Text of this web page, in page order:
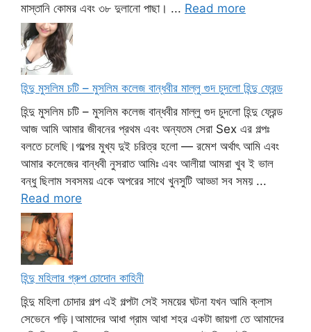
মাস্তানি কোমর এবং ৩৮ দুলানো পাছা। ... Read more
হিন্দু মুসলিম চটি – মুসলিম কলেজ বান্ধবীর মাল্লু গুদ চুদলো হিন্দু ফ্রেন্ড
হিন্দু মুসলিম চটি – মুসলিম কলেজ বান্ধবীর মাল্লু গুদ চুদলো হিন্দু ফ্রেন্ড
আজ আমি আমার জীবনের প্রথম এবং অন্যতম সেরা Sex এর গল্পঃ
বলতে চলেছি।গল্পের মুখ্য দুই চরিত্র হলো — রমেশ অর্থাৎ আমি এবং
আমার কলেজের বান্ধবী নুসরাত আমিঃ এবং আলীয়া আমরা খুব ই ভাল
বন্ধু ছিলাম সবসময় একে অপরের সাথে খুনসুটি আড্ডা সব সময় ...
Read more
হিন্দু মহিলার গ্রুপ চোদোন কাহিনী
হিন্দু মহিলা চোদার গল্প এই গল্পটা সেই সময়ের ঘটনা যখন আমি ক্লাস
সেভেনে পড়ি।আমাদের আধা গ্রাম আধা শহর একটা জায়গা তে আমাদের